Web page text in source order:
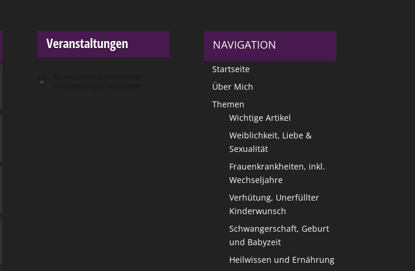
Veranstaltungen
Hinweis
NAVIGATION
Startseite
Über Mich
Themen
Wichtige Artikel
Weiblichkeit, Liebe &
Sexualität
Frauenkrankheiten, inkl.
Wechseljahre
Verhütung, Unerfüllter
Kinderwunsch
Schwangerschaft, Geburt
und Babyzeit
Heilwissen und Ernährung